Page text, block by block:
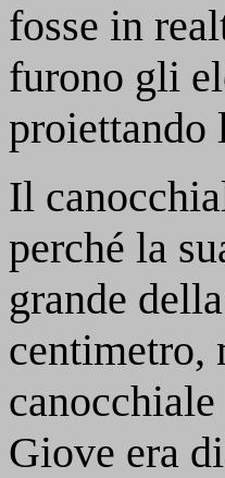
fosse in
furono gli
Il
perché la
grande
centimetro,
Giove era